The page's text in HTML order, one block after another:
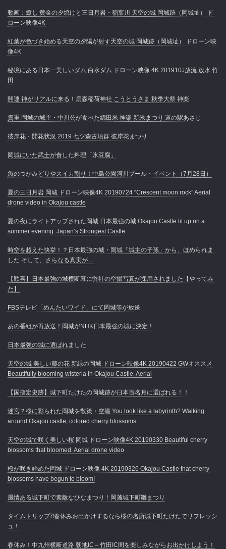
動画：癒し 黄金の夕焼けと三日月岩・稲葉川 天空の城 岡城跡（岡城址） ド
ローン映像4K
紅葉が色づき始める天空の夕陽が射す天空の城 岡城跡（岡城址） ドローン映
像4K
秘境にある日本一美しいダム 白水ダム ドローン映像 4K 201910J放流 放水 竹
田
開運 神がリアルに来る！扇森稲荷神社 こうとうさま 秋季大祭 神楽
貴重 岡城の城主・中川公が食べた綿田米 神楽 新米まつり 道の駅あさじ
彼岸花・開花状況 2019 七ツ森古墳群 彼岸花まつり
岡城にいた武士が食した料理「氷豆腐」
魚のつかみどりやスイカ割り！中島公園河川プール・イベント（7月28日）
夏の三日月岩 岡城 ドローン映像4K 20190724 “Crescent moon rock” Aerial
drone video in Okajou castle
夏の夜にライトアップされた岡城 日本最強の城 Okajou Castle lit up on a
summer evening. Japan’s Strongest Castle
時空を超えた快挙！？日本最強の城・岡城「城主の子孫」から、ほめられま
した そして、さらなる真実が…
【歓喜】日本最強の城横断幕に弊社の空撮写真が採用されました【やってみ
た】
FBSテレビ「めんたいワイド」にて岡城等が放送
あの番組が再放送！岡城がNHK日本最強の城に決定！
日本最強の城に選ばれました
天空の城 美しい藤の花 新緑の岡城 ドローン映像4K 20190422 GWオススメ
Beautifully blooming wisteria in Okajou Castle. Aerial
【国指定史跡】城下町たけたの岡城跡が日本百名月に選ばれる！！
迷宮？桜に彩られた岡城を散策・空撮 You look like a labyrinth? Walking
around Okajou castle, colored cherry blossoms
天空の城で咲く美しい桜 岡城 ドローン映像4K 20190330 Beautiful cherry
blossoms that bloomed. Aerial drone video
桜が咲き始めた岡城 ドローン映像 4K 20190326 Okajou Castle that cherry
blossoms have begun to bloom!
風情ある城下町で素敵なひなまつり！岡藩城下町雛まつり
タイムトリップ⁈春休みお出かけするなら桜の名所城下町たけたでリフレッシ
ュ！
春休み！中九州横断道路 朝地IC～竹田IC間を楽しみながらお出かけしよう！